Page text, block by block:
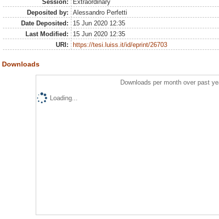
Session:
Extraordinary
Deposited by:
Alessandro Perfetti
Date Deposited:
15 Jun 2020 12:35
Last Modified:
15 Jun 2020 12:35
URI:
https://tesi.luiss.it/id/eprint/26703
Downloads
Downloads per month over past
Loading...